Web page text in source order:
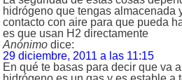
hidrógeno que tengas almacenada
contacto con aire para que pueda
es que usan H2 directamente
Anónimo dice:
29 diciembre, 2011 a las 11:15
En qué te basas para decir que va